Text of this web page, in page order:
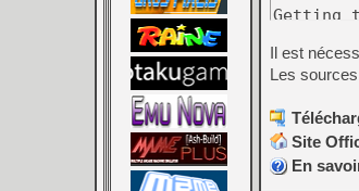
Getting
Binaries
Source
The
Using
Loading
Il est
Les
Site
En